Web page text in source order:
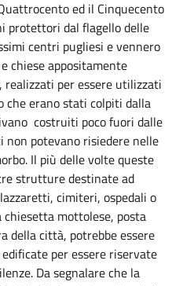
ed il Cinquecento
protettori dal flagello delle
centri pugliesi e vennero
chiese appositamente
per essere utilizzati
che erano stati colpiti dalla
costruiti poco fuori dalle
potevano risiedere nelle
Il più delle volte queste
strutture destinate ad
cimiteri, ospedali o
chiesetta mottolese, posta
della città, potrebbe essere
per essere riservate
Da segnalare che la